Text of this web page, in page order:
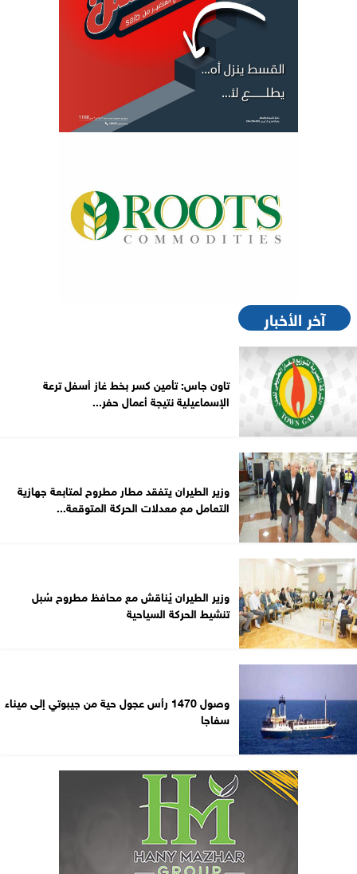
آخر الأخبار
تاون جاس: تأمين كسر بخط غاز أسفل ترعة
الإسماعيلية نتيجة أعمال حفر...
وزير الطيران يتفقد مطار مطروح لمتابعة جهازية
التعامل مع معدلات الحركة المتوقعة...
وزير الطيران يُناقش مع محافظ مطروح سُبل
تنشيط الحركة السياحية
وصول 1470 رأس عجول حية من جيبوتي إلى ميناء
سفاجا